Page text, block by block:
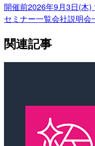
開催前2026年9月3日(木)
セミナー一覧会社説明会
関連記事